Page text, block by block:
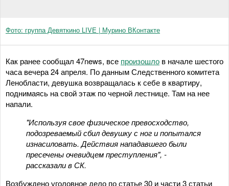
Фото: группа Девяткино LIVE | Мурино ВКонтакте
Как ранее сообщал 47news, все произошло в начале шестого
часа вечера 24 апреля. По данным Следственного комитета
Ленобласти, девушка возвращалась к себе в квартиру,
поднимаясь на свой этаж по черной лестнице. Там на нее
напали.
"Используя свое физическое превосходство,
подозреваемый сбил девушку с ног и попытался
изнасиловать. Действия нападавшего были
пресечены очевидцем преступления", -
рассказали в СК.
Возбуждено уголовное дело по статье 30 и части 3 статьи